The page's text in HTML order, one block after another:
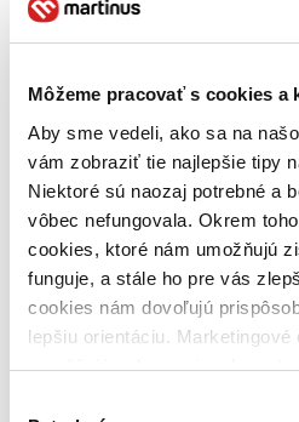
Môžeme pracovať s cookies a
Aby sme vedeli, ako sa na
vám zobraziť tie najlepšie tipy
Niektoré sú naozaj potrebné a
vôbec nefungovala. Okrem
cookies, ktoré nám umožňujú
funguje, a stále ho pre vás
cookies nám dovoľujú
lepšiu orientáciu. Marketingové
umožňujú zobrazenie
výbornom stave.
Rozdiel
Na sklade
iba posledné kusy a ďalšie už
možné, že bude onedlho
ponáhľajte sa!
Vložiť do košíka
Knihapevná väzba
Vypredané
Ach, mrzí nás to, z tejto knihy
nemáme ju na sklade my ani
môžete mať šťastie v
nepredali posledné kusy.